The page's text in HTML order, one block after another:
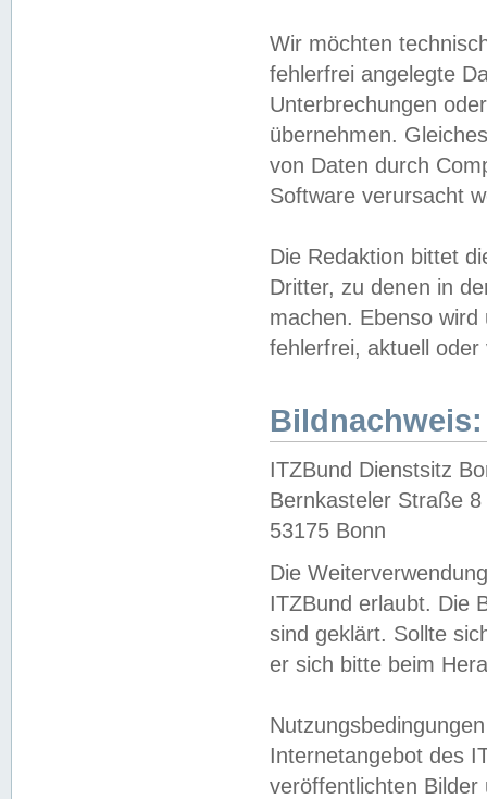
Wir möchten
fehlerfrei angelegte
Unterbrechungen
übernehmen.
von Daten durch
Software verursacht
Die Redaktion bittet
Dritter, zu denen in
machen. Ebenso
fehlerfrei, aktuell oder
Bildnachweis:
ITZBund Dienstsitz
Bernkasteler Straße 8
53175 Bonn
Die
ITZBund erlaubt. Die
sind geklärt. Sollte
er sich bitte beim
Internetangebot des
veröffentlichten